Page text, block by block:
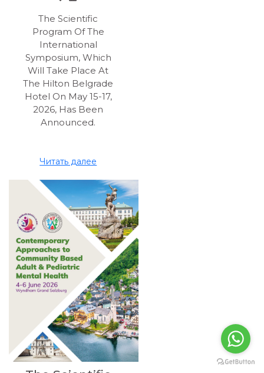
The Scientific
Program Of The
International
Symposium, Which
Will Take Place At
The Hilton Belgrade
Hotel On May 15-17,
2026, Has Been
Announced.
Читать далее